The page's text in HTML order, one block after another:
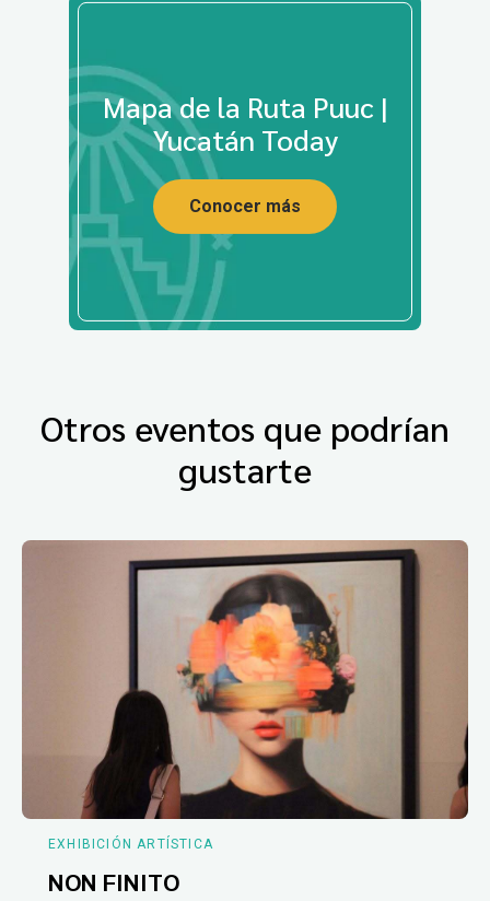
Mapa de la Ruta Puuc |
Yucatán Today
Conocer más
Otros eventos que podrían
gustarte
EXHIBICIÓN ARTÍSTICA
NON FINITO